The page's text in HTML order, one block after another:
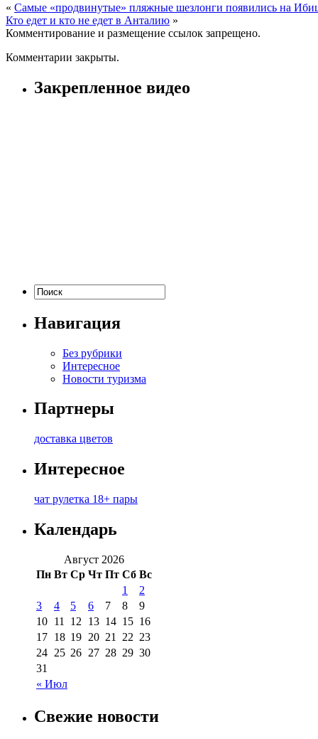
« Самые «продвинутые» пляжные шезлонги появились на
Кто едет и кто не едет в Анталию »
Комментирование и размещение ссылок запрещено.
Комментарии закрыты.
Закрепленное видео
Навигация
Без рубрики
Интересное
Новости туризма
Партнеры
доставка цветов
Интересное
чат рулетка 18+ пары
Календарь
Август 2026
Пн Вт Ср Чт Пт Сб Вс
« Июл
1
2
3
4 5 6 7 8
9
10 11 12 13 14 15 16
17 18 19 20 21 22 23
24 25 26 27 28 29 30
31
Свежие новости